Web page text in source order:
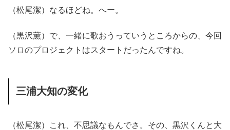
（松尾潔）なるほどね。へー。
（黒沢薫）で、一緒に歌おうっていうところからの、今回
ソロのプロジェクトはスタートだったんですね。
三浦大知の変化
（松尾潔）これ、不思議なもんでさ。その、黒沢くんと大